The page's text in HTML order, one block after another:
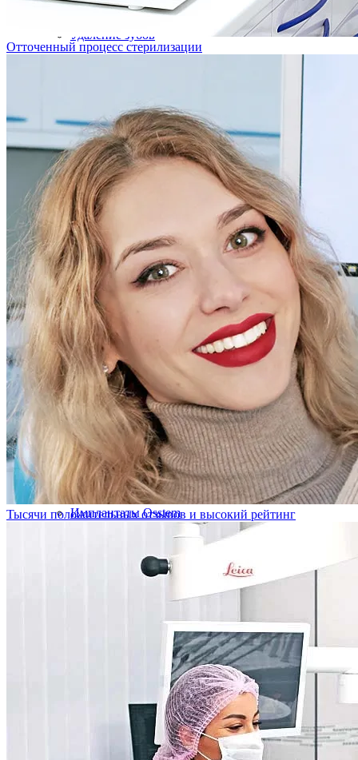
Удаление зубов
Удаление новообразований
Диодный лазер Picasso Lite
Диодный лазер Doctor Smile
Все услуги раздела
Имплантация зубов
Имплантаты Nobel
Имплантаты Hi-Tec
Имплантаты AnyRidge
Имплантаты Osstem
Имплантация All-on-4
Несъемное протезирование
Отточенный процесс стерилизации
Тысячи положительных отзывов и высокий рейтинг